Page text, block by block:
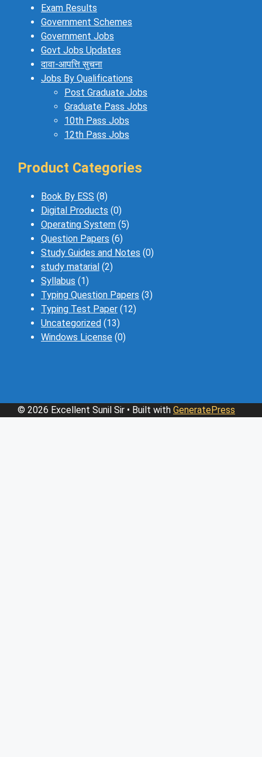
Exam Results
Government Schemes
Government Jobs
Govt Jobs Updates
दावा-आपत्ति सुचना
Jobs By Qualifications
Post Graduate Jobs
Graduate Pass Jobs
10th Pass Jobs
12th Pass Jobs
Product Categories
Book By ESS (8)
Digital Products (0)
Operating System (5)
Question Papers (6)
Study Guides and Notes (0)
study matarial (2)
Syllabus (1)
Typing Question Papers (3)
Typing Test Paper (12)
Uncategorized (13)
Windows License (0)
© 2026 Excellent Sunil Sir • Built with GeneratePress